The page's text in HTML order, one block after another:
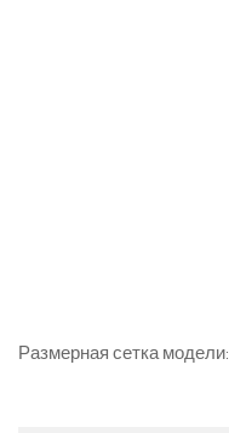
Размерная сетка модели: